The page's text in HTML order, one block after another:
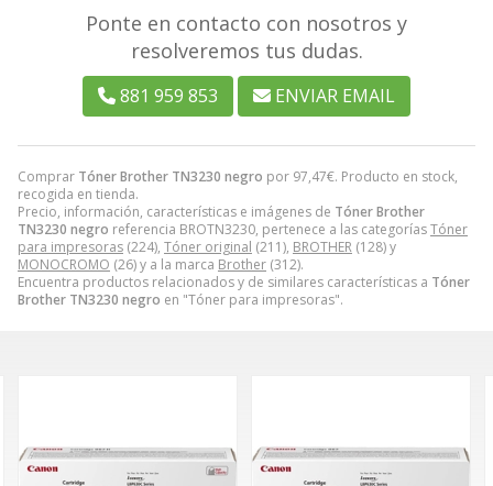
Comprar Tóner Brother TN3230 negro por 97,47€. Producto en stock,
recogida en tienda.
Precio, información, características e imágenes de Tóner Brother
TN3230 negro referencia BROTN3230, pertenece a las categoríasTóner
para impresoras (224), Tóner original (211), BROTHER (128) y
MONOCROMO (26) y a la marca Brother (312).
Encuentra productos relacionados y de similares características a Tóner
Brother TN3230 negro en "Tóner para impresoras".
Ponte en contacto con nosotros y
resolveremos tus dudas.
881 959 853 ENVIAR EMAIL